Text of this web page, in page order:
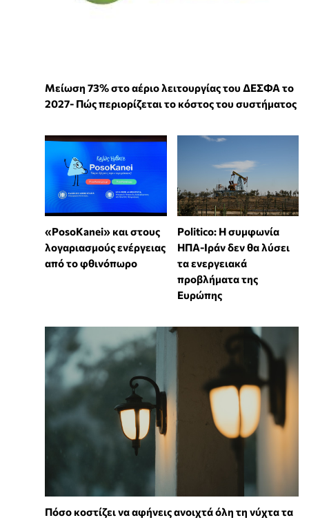
Μείωση 73% στο αέριο λειτουργίας του ΔΕΣΦΑ το
2027- Πώς περιορίζεται το κόστος του συστήματος
«PosoKanei» και στους
λογαριασμούς ενέργειας
από το φθινόπωρο
Politico: Η συμφωνία
ΗΠΑ-Ιράν δεν θα λύσει
τα ενεργειακά
προβλήματα της
Ευρώπης
Πόσο κοστίζει να αφήνεις ανοιχτά όλη τη νύχτα τα